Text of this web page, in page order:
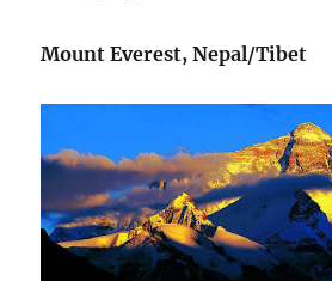
Mount Everest, Nepal/Tibet